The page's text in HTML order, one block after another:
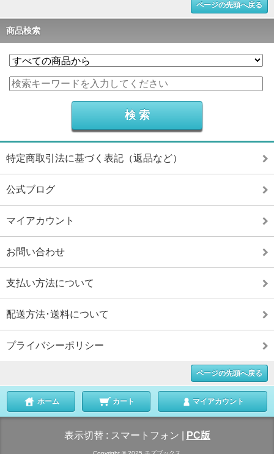
ページの先頭へ戻る
商品検索
特定商取引法に基づく表記（返品など）
公式ブログ
マイアカウント
お問い合わせ
支払い方法について
配送方法･送料について
プライバシーポリシー
ページの先頭へ戻る
ホーム カート マイアカウント
表示切替 : スマートフォン PC版